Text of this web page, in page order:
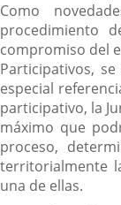
Como
procedimiento
compromiso del
Participativos,
especial
participativo, la
máximo que
proceso,
territorialmente
una de ellas.